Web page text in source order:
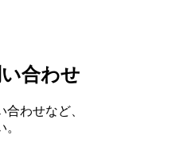
合わせ
わせなど、